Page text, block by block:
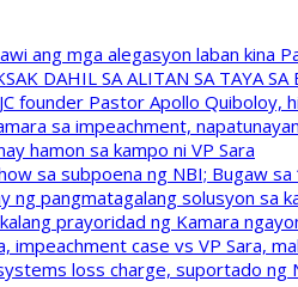
ang mga alegasyon laban kina
DAHIL SA ALITAN SA TAYA
founder Pastor Apollo Quiboloy,
sa impeachment,
hamon sa kampo ni VP Sara
sa subpoena ng NBI; Bugaw
ng pangmatagalang solusyon sa
prayoridad ng Kamara
impeachment case vs VP Sara,
loss charge, suportado ng